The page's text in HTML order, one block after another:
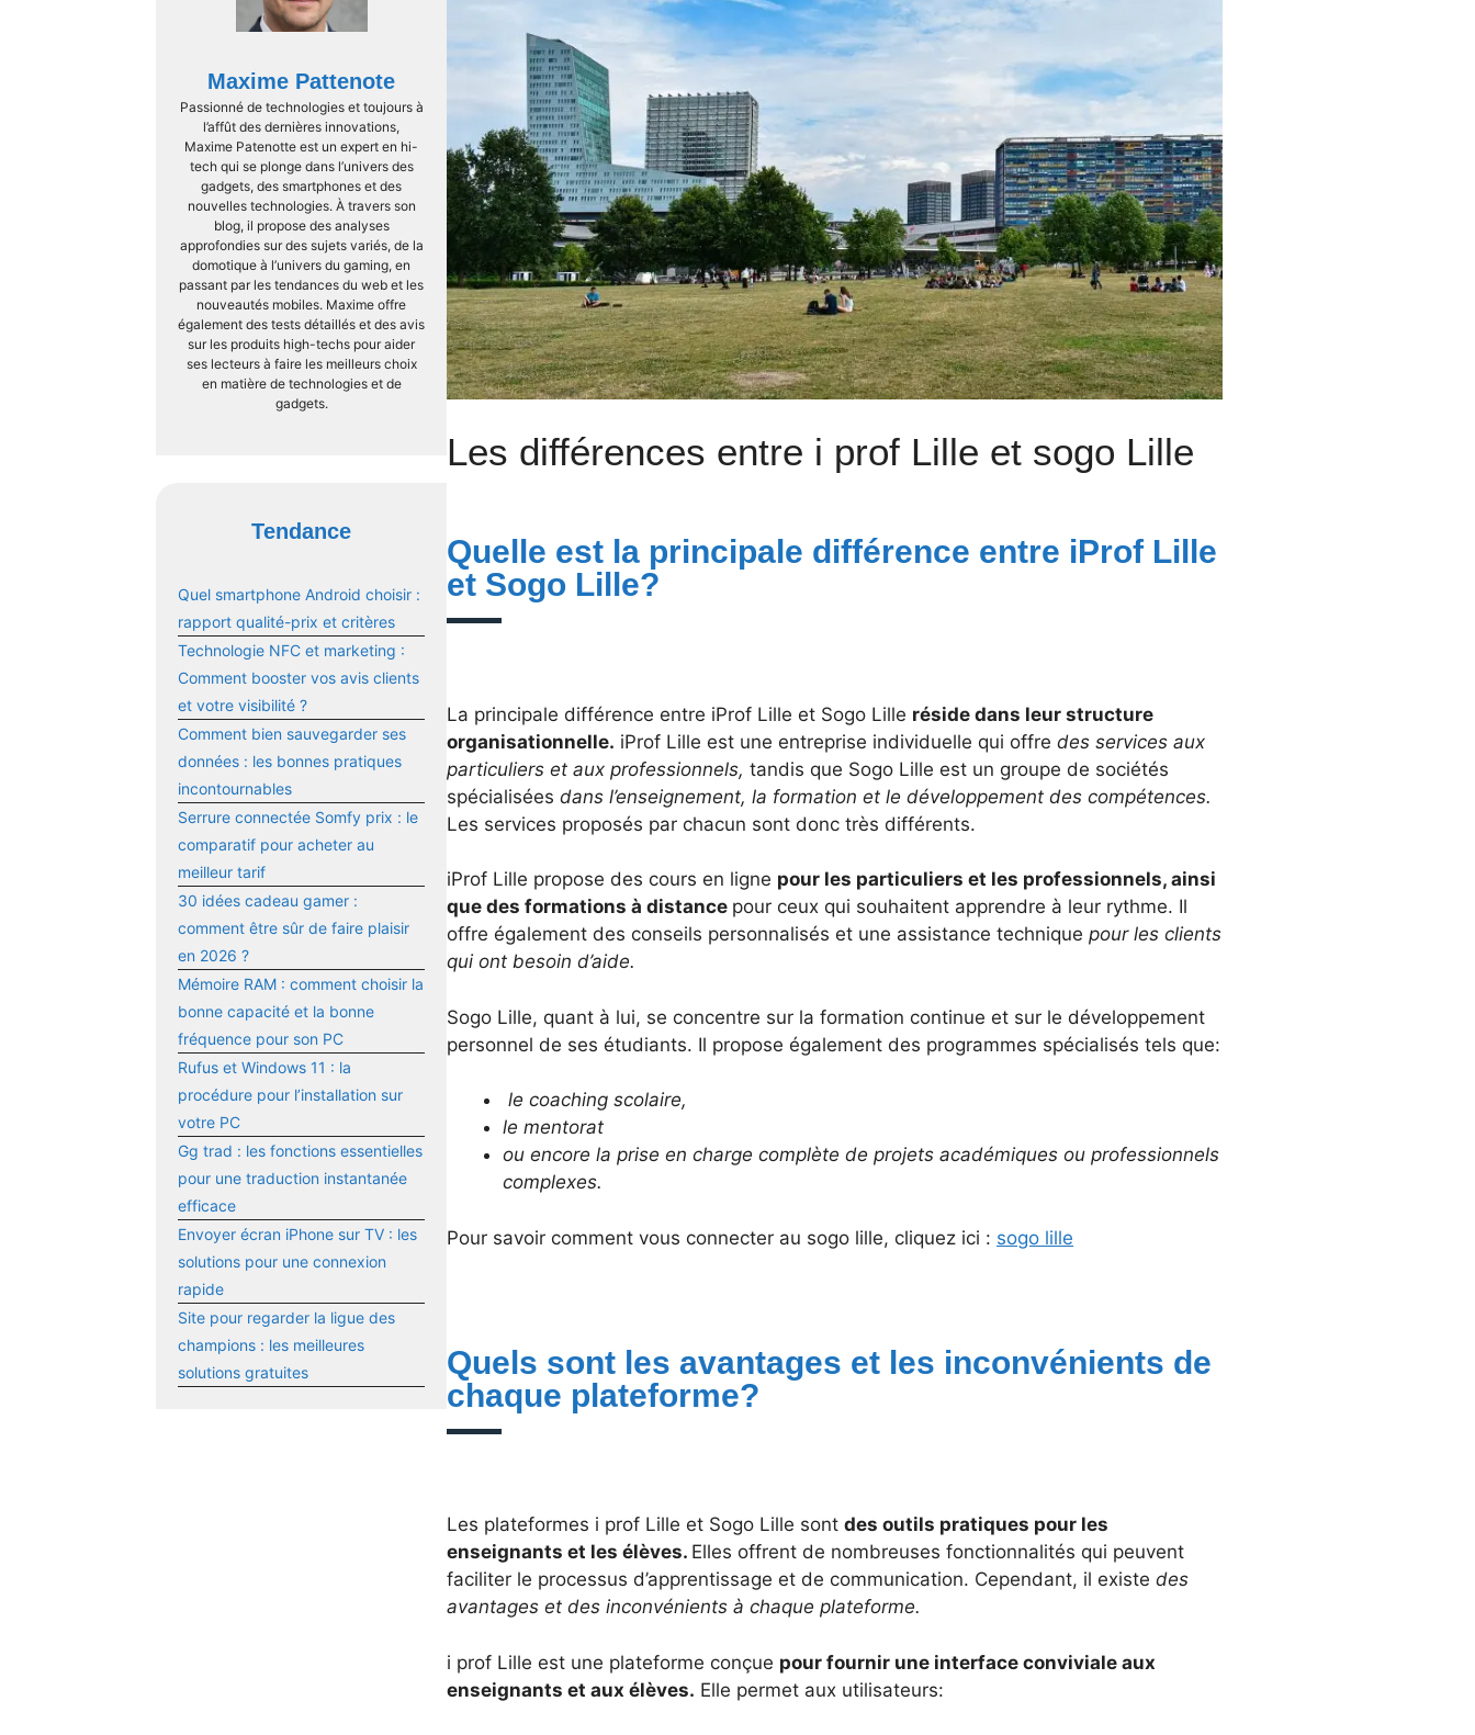
Maxime Pattenote
Passionné de technologies et toujours à
l’affût des dernières innovations,
Maxime Patenotte est un expert en hi-
tech qui se plonge dans l’univers des
gadgets, des smartphones et des
nouvelles technologies. À travers son
blog, il propose des analyses
approfondies sur des sujets variés, de la
domotique à l’univers du gaming, en
passant par les tendances du web et les
nouveautés mobiles. Maxime offre
également des tests détaillés et des avis
sur les produits high-techs pour aider
ses lecteurs à faire les meilleurs choix
en matière de technologies et de
gadgets.
Tendance
Quel smartphone Android choisir :
rapport qualité-prix et critères
Technologie NFC et marketing :
Comment booster vos avis clients
et votre visibilité ?
Comment bien sauvegarder ses
données : les bonnes pratiques
incontournables
Serrure connectée Somfy prix : le
comparatif pour acheter au
meilleur tarif
30 idées cadeau gamer :
comment être sûr de faire plaisir
en 2026 ?
Mémoire RAM : comment choisir la
bonne capacité et la bonne
fréquence pour son PC
Rufus et Windows 11 : la
procédure pour l’installation sur
votre PC
Gg trad : les fonctions essentielles
pour une traduction instantanée
efficace
Envoyer écran iPhone sur TV : les
solutions pour une connexion
rapide
Site pour regarder la ligue des
champions : les meilleures
solutions gratuites
Les différences entre i prof Lille et sogo Lille
Quelle est la principale différence entre iProf Lille
et Sogo Lille?
La principale différence entre iProf Lille et Sogo Lille réside dans leur structure
organisationnelle. iProf Lille est une entreprise individuelle qui offre des services aux
particuliers et aux professionnels, tandis que Sogo Lille est un groupe de sociétés
spécialisées dans l’enseignement, la formation et le développement des compétences.
Les services proposés par chacun sont donc très différents.
iProf Lille propose des cours en ligne pour les particuliers et les professionnels, ainsi
que des formations à distance pour ceux qui souhaitent apprendre à leur rythme. Il
offre également des conseils personnalisés et une assistance technique pour les clients
qui ont besoin d’aide.
Sogo Lille, quant à lui, se concentre sur la formation continue et sur le développement
personnel de ses étudiants. Il propose également des programmes spécialisés tels que:
le coaching scolaire,
le mentorat
ou encore la prise en charge complète de projets académiques ou professionnels
complexes.
Pour savoir comment vous connecter au sogo lille, cliquez ici : sogo lille
Quels sont les avantages et les inconvénients de
chaque plateforme?
Les plateformes i prof Lille et Sogo Lille sont des outils pratiques pour les
enseignants et les élèves. Elles offrent de nombreuses fonctionnalités qui peuvent
faciliter le processus d’apprentissage et de communication. Cependant, il existe des
avantages et des inconvénients à chaque plateforme.
i prof Lille est une plateforme conçue pour fournir une interface conviviale aux
enseignants et aux élèves. Elle permet aux utilisateurs: